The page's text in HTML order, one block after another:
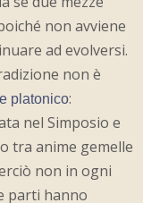
non avviene
ad evolversi.
non è
platonico:
nel Simposio e
tra anime gemelle
non in ogni
parti hanno